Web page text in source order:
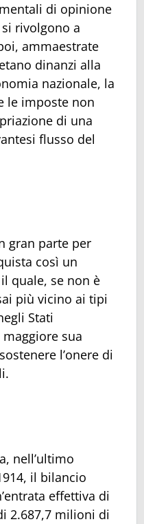
di opinione
rivolgono a
ammaestrate
dinanzi alla
nazionale, la
le imposte non
di una
flusso del
gran parte per
così un
quale, se non è
più vicino ai tipi
Stati
sua
l’onere di
nell’ultimo
il bilancio
effettiva di
2.687,7 milioni di